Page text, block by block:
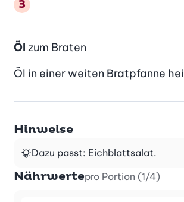
Öl zum Braten
Öl in einer weiten Bratpfanne
Hinweise
Dazu passt: Eichblattsalat.
Nährwertepro Portion (1/4)